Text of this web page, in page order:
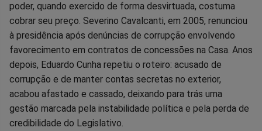
no
Facebook
no
Whatsapp
no
Twitter
no
Messenger
no
Telegram
no
Gettr
poder, quando exercido de forma desvirtuada, costuma
cobrar seu preço. Severino Cavalcanti, em 2005, renunciou
à presidência após denúncias de corrupção envolvendo
favorecimento em contratos de concessões na Casa. Anos
depois, Eduardo Cunha repetiu o roteiro: acusado de
corrupção e de manter contas secretas no exterior,
acabou afastado e cassado, deixando para trás uma
gestão marcada pela instabilidade política e pela perda de
credibilidade do Legislativo.